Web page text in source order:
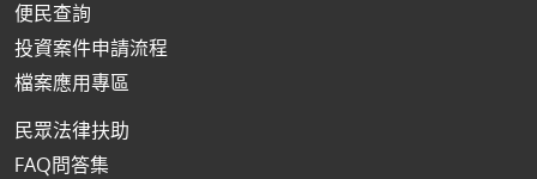
便民查詢
投資案件申請流程
檔案應用專區
民眾法律扶助
FAQ問答集